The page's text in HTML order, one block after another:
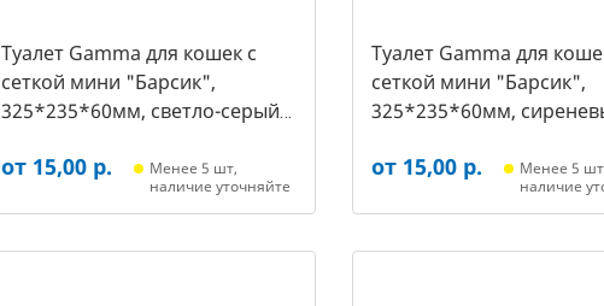
Туалет Gamma для кошек c
сеткой мини "Барсик",
325*235*60мм, светло-серый
от 15,00 р.
Менее 5 шт,
наличие уточняйте
Туалет Gamma для
сеткой мини "Барсик",
325*235*60мм,
от 15,00 р.
Менее 5
наличие